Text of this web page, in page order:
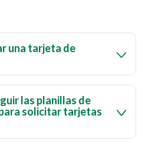
una tarjeta de
solicitar una tarjetas de
debes ingresar al menú de
Online Tarjetas de
usuario y clave que
y ubica la opciónCrear
las planillas de
solicitar tarjetas